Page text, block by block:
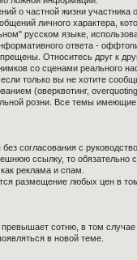
о частной жизни
личного характера,
русском языке,
ответа -
Относитесь друг к
со сценами реального
только вы не хотите
(оверквотинг,
розни. Все темы имеющие
согласования с
ссылку, то обязательно
реклама и спам.
размещение любых цен в
сотню, в том
в новой теме.